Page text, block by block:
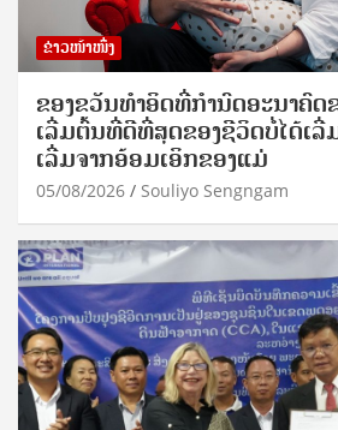
ຂ່າວໜ້າໜຶ່ງ
ຂອງຂວັນທໍາອິດທີ່ກໍານົດອະນາຄົດ
ເລີ່ມຕົ້ນທີ່ດີທີ່ສຸດຂອງຊີວິດບໍ່ໄດ້ເລີ່
ເລີ່ມຈາກອ້ອມເອິກຂອງແມ່
05/08/2026 Souliyo Sengngam